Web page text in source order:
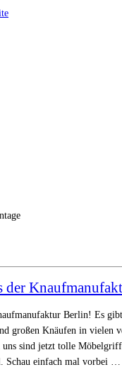
der
Berlin! Es
großen Knäufen in vielen
sind jetzt tolle
Schau einfach mal